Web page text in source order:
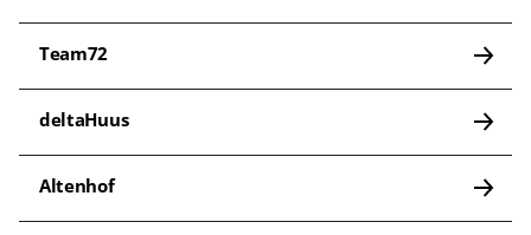
Team72
deltaHuus
Altenhof